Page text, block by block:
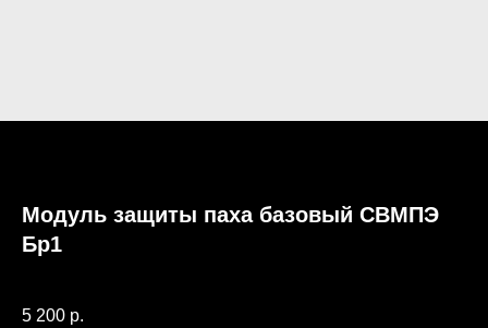
Модуль защиты паха базовый СВМПЭ
Бр1
5 200 р.